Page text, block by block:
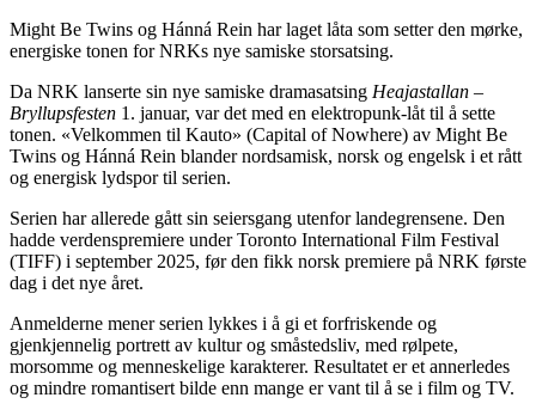
Might Be Twins og Hánná Rein har laget låta som setter den mørke,
energiske tonen for NRKs nye samiske storsatsing.
Da NRK lanserte sin nye samiske dramasatsing Heajastallan –
Bryllupsfesten 1. januar, var det med en elektropunk-låt til å sette
tonen. «Velkommen til Kauto» (Capital of Nowhere) av Might Be
Twins og Hánná Rein blander nordsamisk, norsk og engelsk i et rått
og energisk lydspor til serien.
Serien har allerede gått sin seiersgang utenfor landegrensene. Den
hadde verdenspremiere under Toronto International Film Festival
(TIFF) i september 2025, før den fikk norsk premiere på NRK første
dag i det nye året.
Anmelderne mener serien lykkes i å gi et forfriskende og
gjenkjennelig portrett av kultur og småstedsliv, med rølpete,
morsomme og menneskelige karakterer. Resultatet er et annerledes
og mindre romantisert bilde enn mange er vant til å se i film og TV.